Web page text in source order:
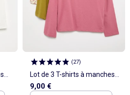
(27)
Lot de 3 T-shirts à manches
longues
9,00 €